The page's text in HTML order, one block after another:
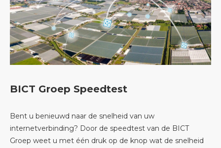
BICT Groep Speedtest
Bent u benieuwd naar de snelheid van uw
internetverbinding? Door de speedtest van de BICT
Groep weet u met één druk op de knop wat de snelheid